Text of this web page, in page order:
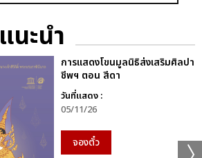
แนะนำ
การแสดงโขนมูลนิธิส่งเสริมศิลปา
ชีพฯ ตอน สีดา
วันที่แสดง :
05/11/26
จองตั๋ว